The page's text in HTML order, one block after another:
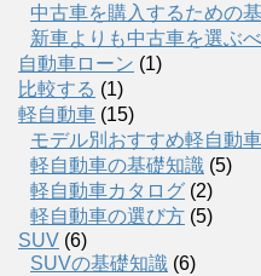
中古車を購入するための
新車よりも中古車を選ぶ
自動車ローン (1)
比較する (1)
軽自動車 (15)
モデル別おすすめ軽自動車
軽自動車の基礎知識 (5)
軽自動車カタログ (2)
軽自動車の選び方 (5)
SUV (6)
SUVの基礎知識 (6)